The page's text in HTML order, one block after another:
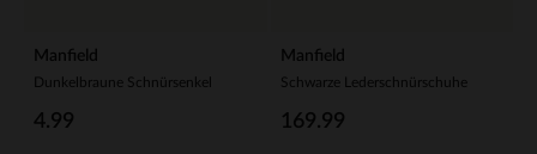
Manfield
Dunkelbraune Schnürsenkel
4.99
Manfield
Schwarze Lederschnürschuhe
169.99